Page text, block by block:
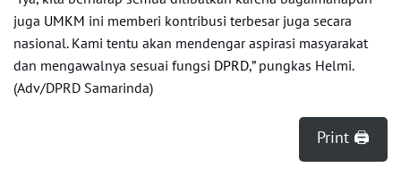
juga UMKM ini memberi kontribusi terbesar juga secara
nasional. Kami tentu akan mendengar aspirasi masyarakat
dan mengawalnya sesuai fungsi DPRD,” pungkas Helmi.
(Adv/DPRD Samarinda)
Print 🖨